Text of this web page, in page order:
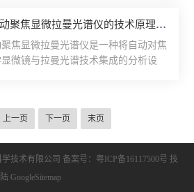
为氢能产业化降本增效提供核心支撑。
氢燃料电池双极板的表面处理核心需求
业痛点双极板长期...
备与检查操作前需完成系统状态的全面
正常。确认X射线源、探测器、样品环
所有光学部件处于可用状态。根据实
域安全。加载实验方案前，确认所有
件的运动范围与限位设置无误。二、
装与准直流程样品制备需...
自动聚焦显微拉曼光谱仪的技术原理与操作流程
聚焦显微拉曼光谱仪是一种将自动对焦
微镜与拉曼光谱技术集成的分析设
聚焦以激发和采集拉曼散射信号，从
对微小区域化学成分的无损、高空间
了自动聚焦显微成像与拉曼光谱探测
学显微镜物镜收集样品表面的反射光或
上一页 下一页 末页
技术有限公司 备案号：粤ICP备16117500号 技
GoogleSitemap